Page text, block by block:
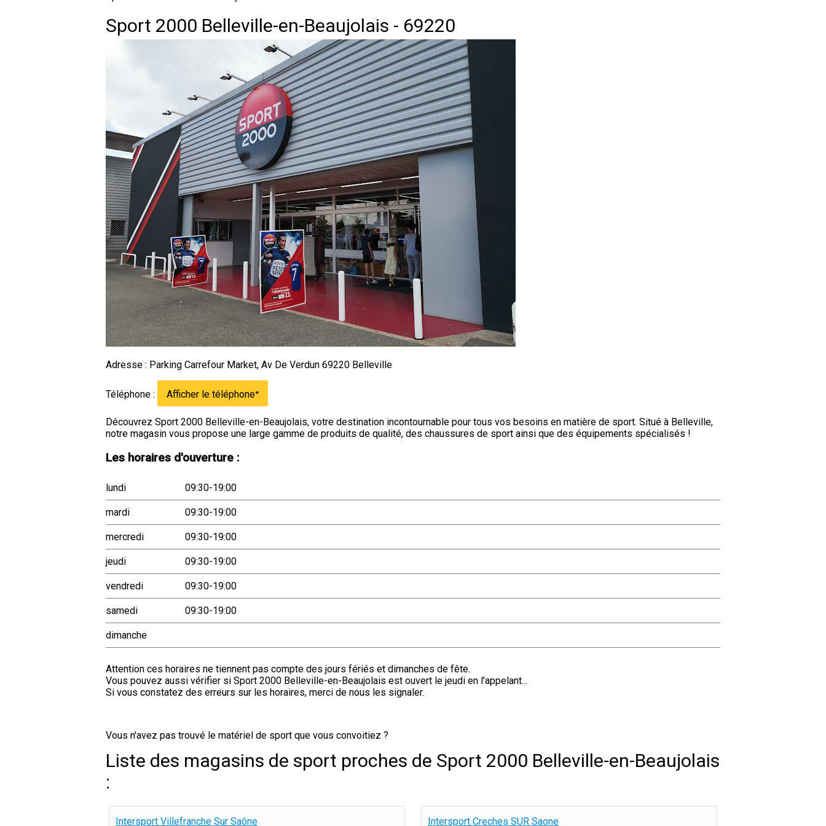
Sport 2000 Belleville-en-Beaujolais - 69220
Adresse : Parking Carrefour Market, Av De Verdun 69220 Belleville
Téléphone : Afficher le téléphone*
Découvrez Sport 2000 Belleville-en-Beaujolais, votre destination incontournable pour tous vos besoins en matière de sport. Situé à Belleville,
notre magasin vous propose une large gamme de produits de qualité, des chaussures de sport ainsi que des équipements spécialisés !
Les horaires d'ouverture :
lundi 09:30-19:00
mardi 09:30-19:00
mercredi 09:30-19:00
jeudi 09:30-19:00
vendredi 09:30-19:00
samedi 09:30-19:00
dimanche
Attention ces horaires ne tiennent pas compte des jours fériés et dimanches de fête.
Vous pouvez aussi vérifier si Sport 2000 Belleville-en-Beaujolais est ouvert le jeudi en l'appelant...
Si vous constatez des erreurs sur les horaires, merci de nous les signaler.
Vous n'avez pas trouvé le matériel de sport que vous convoitiez ?
Liste des magasins de sport proches de Sport 2000 Belleville-en-Beaujolais
:
Intersport Villefranche Sur Saône Intersport Creches SUR Saone